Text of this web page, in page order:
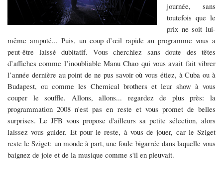
journée, sans
toutefois que le
prix ne soit lui-
même amputé... Puis, un coup d’œil rapide au programme vous a
peut-être laissé dubitatif. Vous cherchiez sans doute des têtes
d’affiches comme l’inoubliable Manu Chao qui vous avait fait vibrer
l’année dernière au point de ne pus savoir où vous étiez, à Cuba ou à
Budapest, ou comme les Chemical brothers et leur show à vous
couper le souffle. Allons, allons... regardez de plus près: la
programmation 2008 n'est pas en reste et vous promet de belles
surprises. Le JFB vous propose d'ailleurs sa petite sélection, alors
laissez vous guider. Et pour le reste, à vous de jouer, car le Sziget
reste le Sziget: un monde à part, une foule bigarrée dans laquelle vous
baignez de joie et de la musique comme s'il en pleuvait.